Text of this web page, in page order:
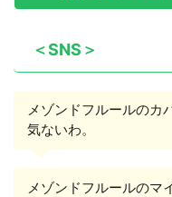
＜SNS＞
メゾンドフルールのカ
気ないわ。
メゾンドフルールのマ